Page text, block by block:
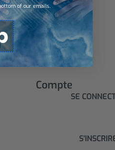
Compte
SE
of our emails.